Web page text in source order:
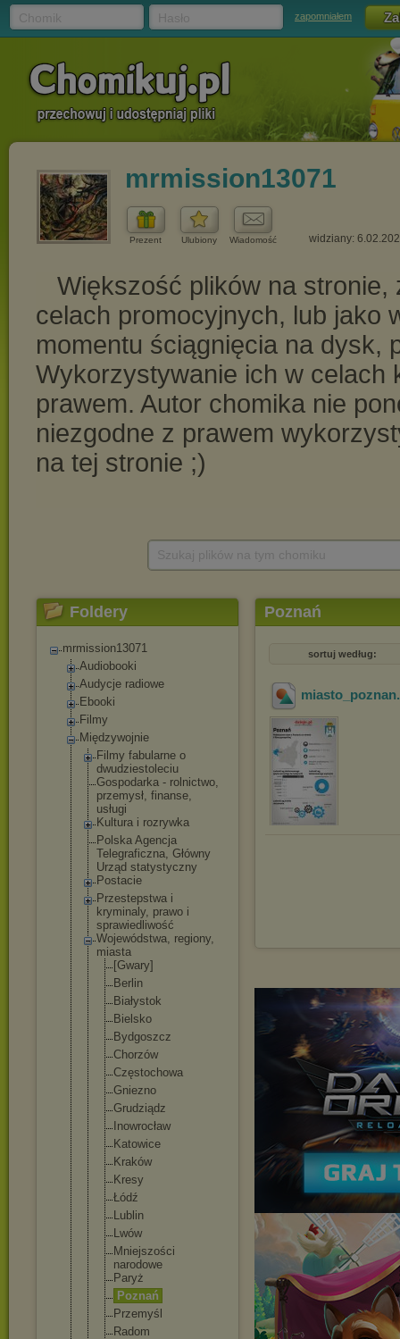
zapomniałem
mrmission13071
Prezent Ulubiony Wiadomość widziany:
Foldery
mrmission13071
Audiobooki
Audycje radiowe
Ebooki
Filmy
Międzywojnie
Filmy fabularne o
dwudziestoleciu
Gospodarka - rolnictwo,
przemysł, finanse,
usługi
Kultura i rozrywka
Polska Agencja
Telegraficzna, Główny
Urząd statystyczny
Postacie
Przestepstwa i
kryminaly, prawo i
sprawiedliwość
Wojewódstwa, regiony,
miasta
[Gwary]
Berlin
Białystok
Bielsko
Bydgoszcz
Chorzów
Częstochowa
Gniezno
Grudziądz
Inowrocław
Katowice
Kraków
Kresy
Łódź
Lublin
Lwów
Mniejszości
narodowe
Paryż
Poznań
Przemyśl
Radom
Poznań
sortuj według:
miasto_poznan